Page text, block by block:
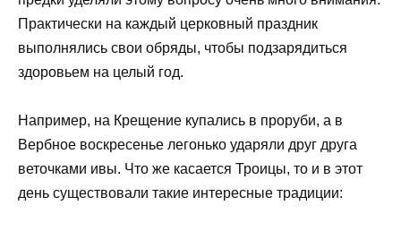
Практически на каждый церковный праздник
выполнялись свои обряды, чтобы подзарядиться
здоровьем на целый год.
Например, на Крещение купались в проруби, а в
Вербное воскресенье легонько ударяли друг друга
веточками ивы. Что же касается Троицы, то и в этот
день существовали такие интересные традиции: